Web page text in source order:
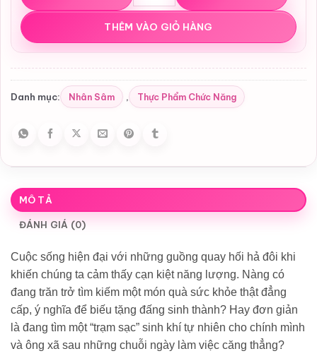
THÊM VÀO GIỎ HÀNG
Danh mục: Nhân Sâm , Thực Phẩm Chức Năng
MÔ TẢ
ĐÁNH GIÁ (0)
Cuộc sống hiện đại với những guồng quay hối hả đôi khi
khiến chúng ta cảm thấy cạn kiệt năng lượng. Nàng có
đang trăn trở tìm kiếm một món quà sức khỏe thật đẳng
cấp, ý nghĩa để biếu tặng đấng sinh thành? Hay đơn giản
là đang tìm một “trạm sạc” sinh khí tự nhiên cho chính mình
và ông xã sau những chuỗi ngày làm việc căng thẳng?